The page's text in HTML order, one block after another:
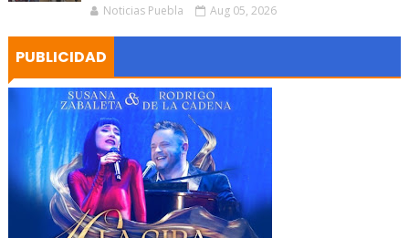
Noticias Puebla Aug 05, 2026
PUBLICIDAD